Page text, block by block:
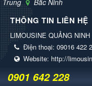
Trung
Bắc Ninh
THÔNG TIN LIÊN HỆ
LIMOUSINE QUẢNG NINH
Điện thoại: 09016 422
Website: http://
0901 642 228